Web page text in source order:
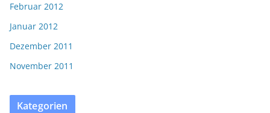
Februar 2012
Januar 2012
Dezember 2011
November 2011
Kategorien